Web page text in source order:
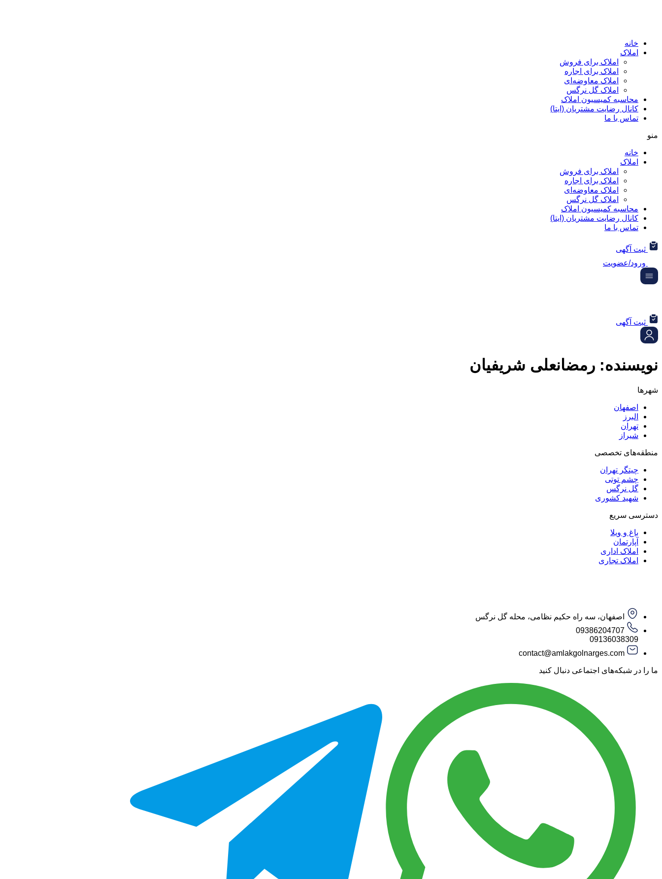
خانه
املاک
املاک برای فروش
املاک برای اجاره
املاک معاوضه‌ای
املاک گل نرگس
محاسبه کمیسیون املاک
کانال رضایت مشتریان (ایتا)
تماس با ما
منو
خانه
املاک
املاک برای فروش
املاک برای اجاره
املاک معاوضه‌ای
املاک گل نرگس
محاسبه کمیسیون املاک
کانال رضایت مشتریان (ایتا)
تماس با ما
ثبت آگهی
ورود/عضویت
ثبت آگهی
نویسنده: رمضانعلی شریفیان
شهرها
اصفهان
البرز
تهران
شیراز
منطقه‌های تخصصی
چیتگر تهران
چشم توتی
گل نرگس
شهید کشوری
دسترسی سریع
باغ و ویلا
آپارتمان
املاک اداری
املاک تجاری
اصفهان، سه راه حکیم نظامی، محله گل نرگس
09386204707
09136038309
contact@amlakgolnarges.com
ما را در شبکه‌های اجتماعی دنبال کنید